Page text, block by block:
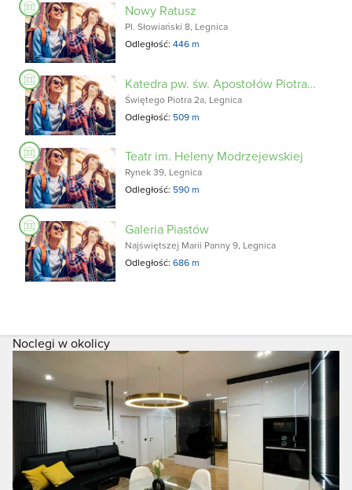
Nowy Ratusz
Pl. Słowiański 8, Legnica
Odległość:446 m
Katedra pw. św. Apostołów Piotra i Pawła
Świętego Piotra 2a, Legnica
Odległość: 509 m
Teatr im. Heleny Modrzejewskiej
Rynek 39, Legnica
Odległość: 590 m
Galeria Piastów
Najświętszej Marii Panny 9, Legnica
Odległość:686 m
Noclegi w okolicy